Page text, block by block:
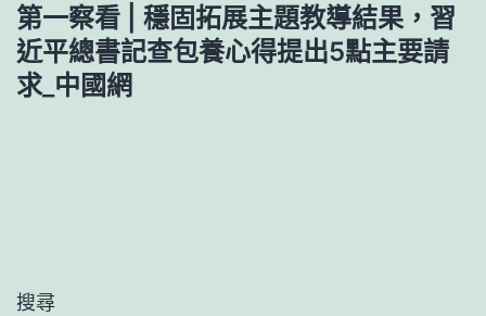
第一察看 | 穩固拓展主題教導結果，習
近平總書記查包養心得提出5點主要請
求_中國網
搜尋